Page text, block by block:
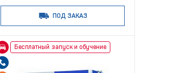
ПОД ЗАКАЗ
Бесплатный запуск и обучение